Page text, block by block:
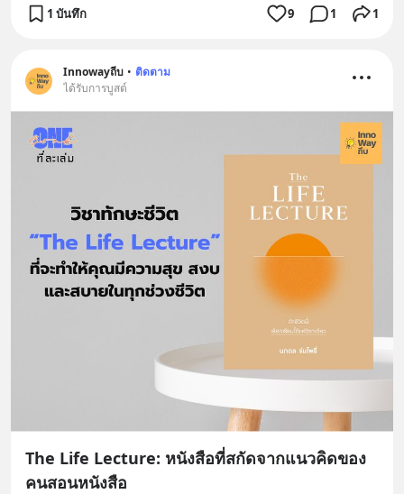
1 บันทึก 9 1 1
Innowayถีบ • ติดตาม
ได้รับการบูสต์
The Life Lecture: หนังสือที่สกัดจากแนวคิดของ
คนสอนหนังสือ